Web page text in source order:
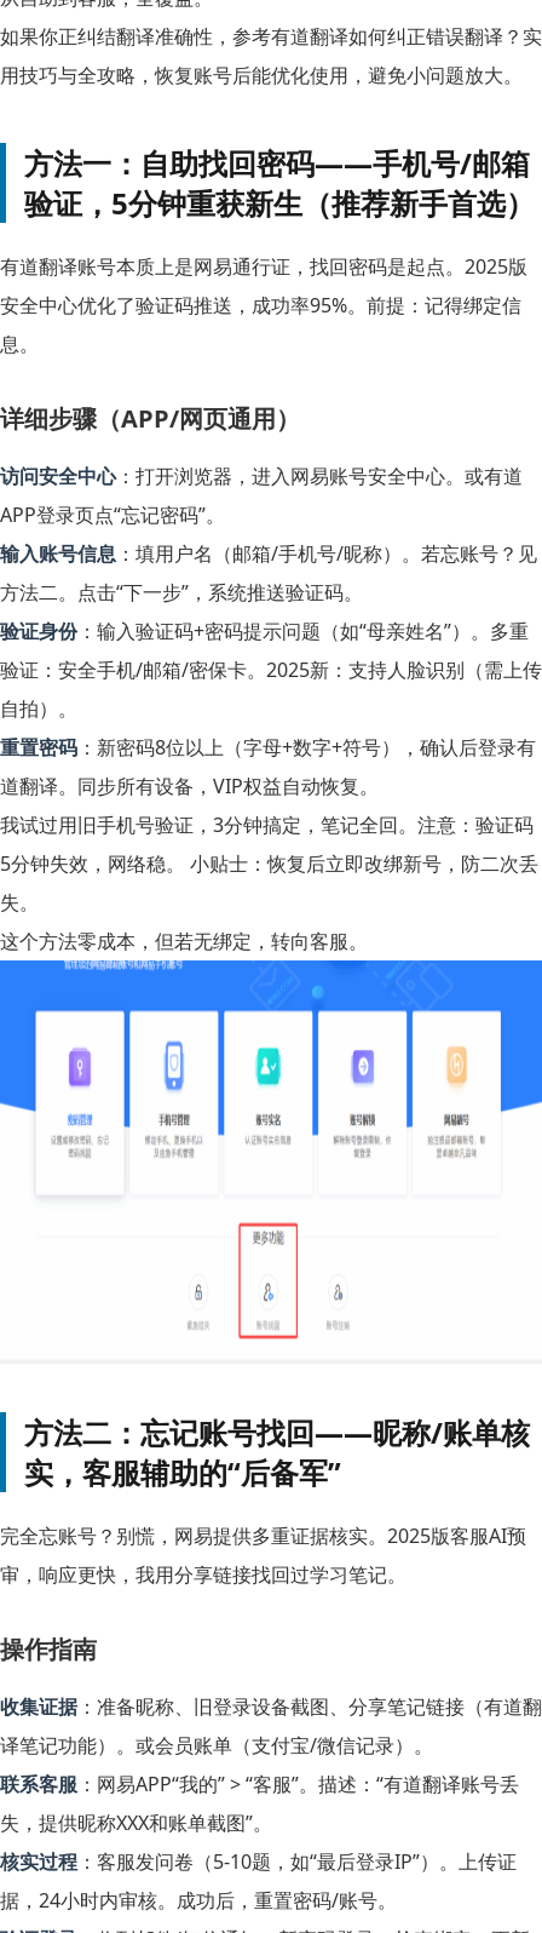
如果你正纠结翻译准确性，参考有道翻译如何纠正错误翻译？实
用技巧与全攻略 ，恢复账号后能优化使用，避免小问题放大。
方法一：自助找回密码——手机号/邮箱
验证，5分钟重获新生（推荐新手首选）
有道翻译账号本质上是网易通行证，找回密码是起点。2025版
安全中心优化了验证码推送，成功率95%。前提：记得绑定信
息。
详细步骤（APP/网页通用）
访问安全中心：打开浏览器，进入网易账号安全中心。或有道
APP登录页点“忘记密码”。
输入账号信息 ：填用户名（邮箱/手机号/昵称）。若忘账号？见
方法二。点击“下一步”，系统推送验证码。
验证身份：输入验证码+密码提示问题（如“母亲姓名”）。多重
验证：安全手机/邮箱/密保卡。2025新：支持人脸识别（需上传
自拍）。
重置密码 ：新密码8位以上（字母+数字+符号），确认后登录有
道翻译。同步所有设备，VIP权益自动恢复。
我试过用旧手机号验证，3分钟搞定，笔记全回。注意：验证码
5分钟失效，网络稳。 小贴士：恢复后立即改绑新号，防二次丢
失。
这个方法零成本，但若无绑定，转向客服。
方法二：忘记账号找回——昵称/账单核
实，客服辅助的“后备军”
完全忘账号？别慌，网易提供多重证据核实。2025版客服AI预
审，响应更快，我用分享链接找回过学习笔记。
操作指南
收集证据：准备昵称、旧登录设备截图、分享笔记链接（有道翻
译笔记功能）。或会员账单（支付宝/微信记录）。
联系客服 ：网易APP“我的” > “客服”。描述：“有道翻译账号丢
失，提供昵称XXX和账单截图”。
核实过程 ：客服发问卷（5-10题，如“最后登录IP”）。上传证
据，24小时内审核。成功后，重置密码/账号。